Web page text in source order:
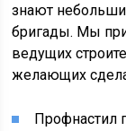
знают
бригады. Мы
ведущих
желающих
Профнастил